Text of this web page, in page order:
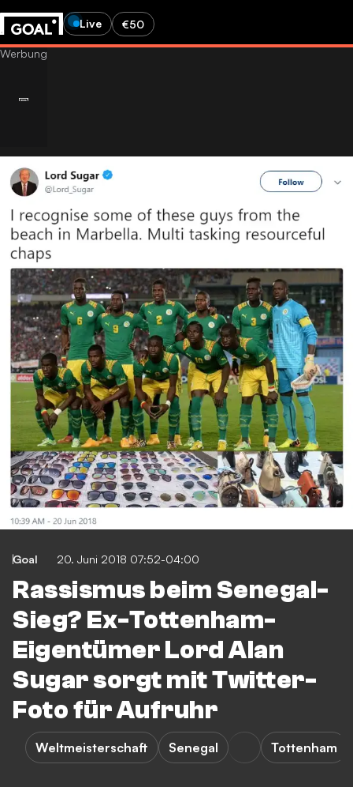
Live €50
Goal 20. Juni 2018 07:52-04:00
Rassismus beim Senegal-
Sieg? Ex-Tottenham-
Eigentümer Lord Alan
Sugar sorgt mit Twitter-
Foto für Aufruhr
Weltmeisterschaft Senegal Tottenham